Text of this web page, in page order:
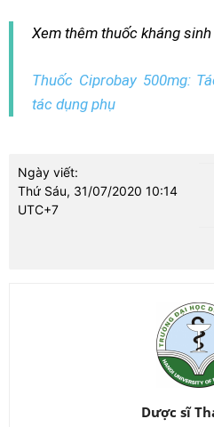
Xem thêm thuốc kháng
Thuốc Ciprobay 500mg:
tác dụng phụ
Ngày viết:
Thứ Sáu, 31/07/2020 10:14
UTC+7
Dược sĩ